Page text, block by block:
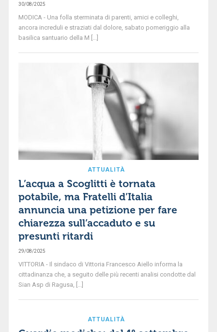
30/08/2025
MODICA - Una folla sterminata di parenti, amici e colleghi,
ancora increduli e straziati dal dolore, sabato pomeriggio alla
basilica santuario della M [...]
ATTUALITÀ
L’acqua a Scoglitti è tornata
potabile, ma Fratelli d’Italia
annuncia una petizione per fare
chiarezza sull’accaduto e su
presunti ritardi
29/08/2025
VITTORIA - Il sindaco di Vittoria Francesco Aiello informa la
cittadinanza che, a seguito delle più recenti analisi condotte dal
Sian Asp di Ragusa, [...]
ATTUALITÀ